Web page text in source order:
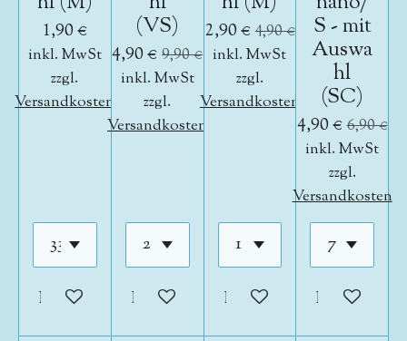
1,90 €
inkl. MwSt
zzgl.
Versandkosten
In den Warenkorb
(VS)
4,90 € 9,90 €
inkl. MwSt
zzgl.
Versandkosten
In den Warenkorb
2,90 € 4,90 €
inkl. MwSt
zzgl.
Versandkosten
In den Warenkorb
S - mit
Auswa
hl
(SC)
4,90 €6,90 €
inkl. MwSt
zzgl.
Versandkosten
In den